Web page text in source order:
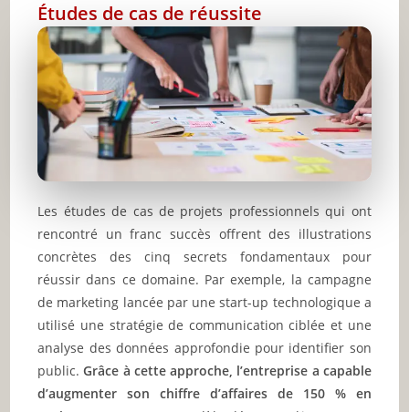
Études de cas de réussite
Les études de cas de projets professionnels qui ont
rencontré un franc succès offrent des illustrations
concrètes des cinq secrets fondamentaux pour
réussir dans ce domaine. Par exemple, la campagne
de marketing lancée par une start-up technologique a
utilisé une stratégie de communication ciblée et une
analyse des données approfondie pour identifier son
public.Grâce à cette approche, l’entreprise a capable
d’augmenter son chiffre d’affaires de 150 % en